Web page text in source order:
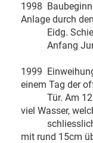
1998
Anlage durch den
Eidg.
Anfang Juni
1999
einem Tag der
Tür. Am 12.
viel Wasser,
schliesslich
mit rund 15cm